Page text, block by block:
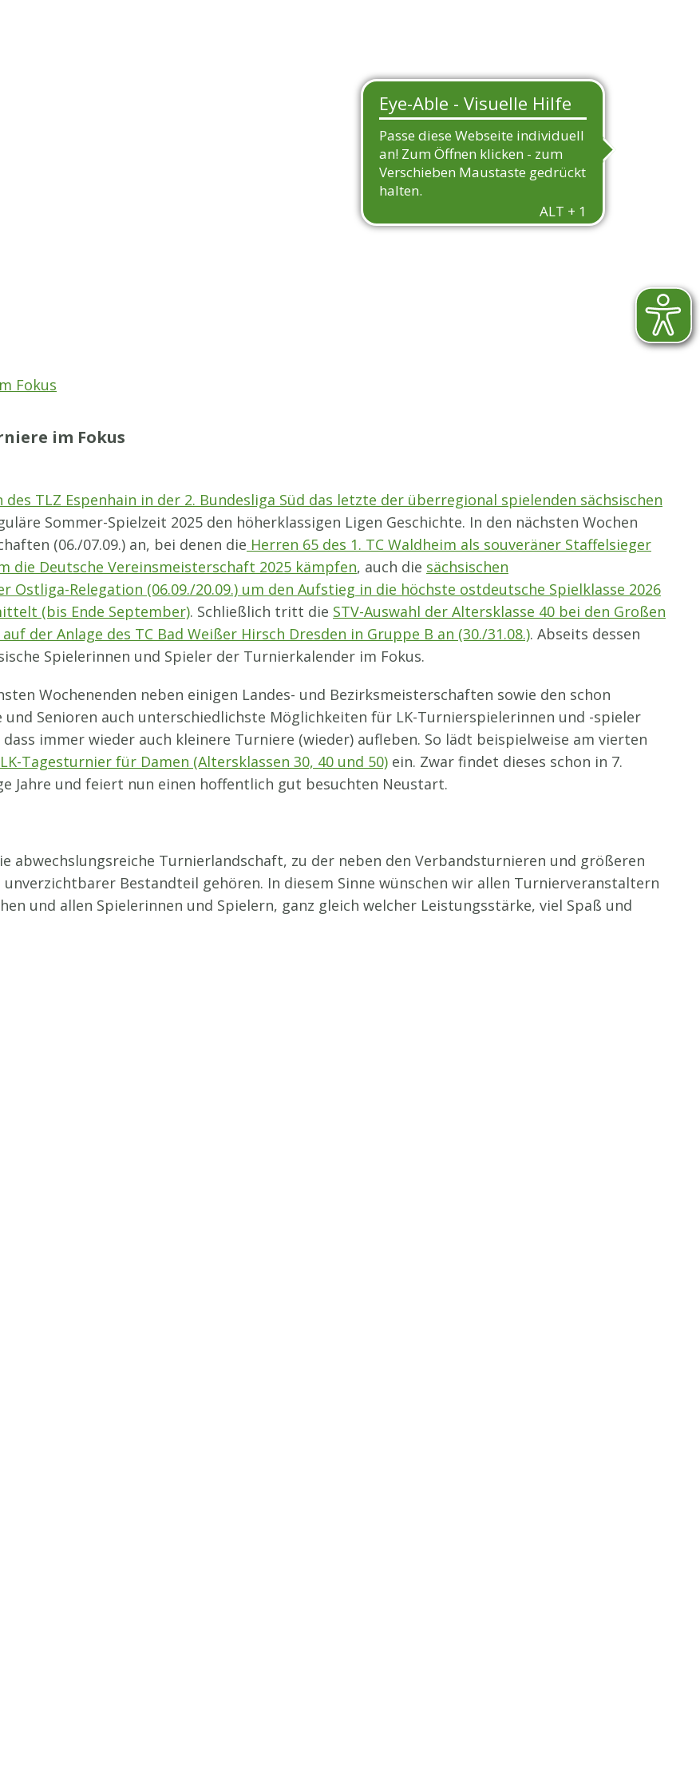
Fokus
im Fokus
des TLZ Espenhain in der 2. Bundesliga Süd das letzte der überregional spielenden sächsischen
Sommer-Spielzeit 2025 den höherklassigen Ligen Geschichte. In den nächsten Wochen
(06./07.09.) an, bei denen die Herren 65 des 1. TC Waldheim als souveräner Staffelsieger
die Deutsche Vereinsmeisterschaft 2025 kämpfen, auch die sächsischen
Relegation (06.09./20.09.) um den Aufstieg in die höchste ostdeutsche Spielklasse 2026
(bis Ende September). Schließlich tritt die STV-Auswahl der Altersklasse 40 bei den Großen
der Anlage des TC Bad Weißer Hirsch Dresden in Gruppe B an (30./31.08.). Abseits dessen
Spielerinnen und Spieler der Turnierkalender im Fokus.
Wochenenden neben einigen Landes- und Bezirksmeisterschaften sowie den schon
Senioren auch unterschiedlichste Möglichkeiten für LK-Turnierspielerinnen und -spieler
immer wieder auch kleinere Turniere (wieder) aufleben. So lädt beispielweise am vierten
Tagesturnier für Damen (Altersklassen 30, 40 und 50) ein. Zwar findet dieses schon in 7.
Jahre und feiert nun einen hoffentlich gut besuchten Neustart.
abwechslungsreiche Turnierlandschaft, zu der neben den Verbandsturnieren und größeren
Bestandteil gehören. In diesem Sinne wünschen wir allen Turnierveranstaltern
und allen Spielerinnen und Spielern, ganz gleich welcher Leistungsstärke, viel Spaß und